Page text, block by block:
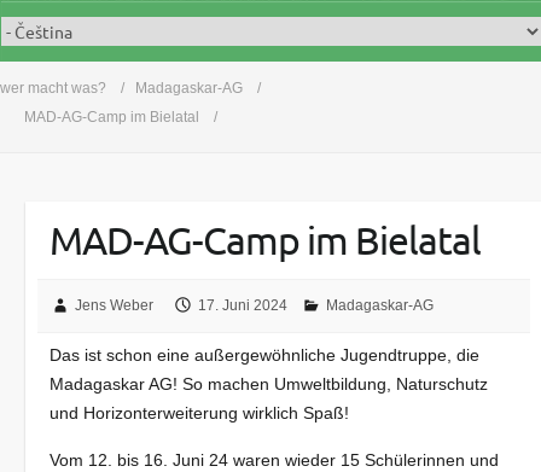
e
n
wer macht was?
Madagaskar-AG
MAD-AG-Camp im Bielatal
MAD-AG-Camp im Bielatal
Jens Weber 17. Juni 2024 Madagaskar-AG
Das ist schon eine außergewöhnliche Jugendtruppe, die
Madagaskar AG! So machen Umweltbildung, Naturschutz
und Horizonterweiterung wirklich Spaß!
Vom 12. bis 16. Juni 24 waren wieder 15 Schülerinnen und